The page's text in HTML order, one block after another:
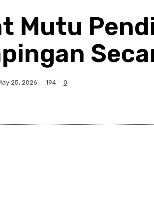
Mutu
25, 2026 194 0